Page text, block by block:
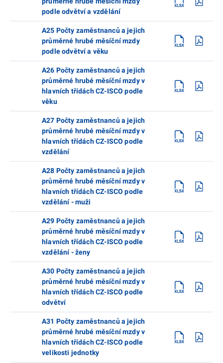
podle odvětví a vzdělání
A25 Počty zaměstnanců a jejich
průměrné hrubé měsíční mzdy
podle odvětví a věku
A26 Počty zaměstnanců a jejich
průměrné hrubé měsíční mzdy v
hlavních třídách CZ-ISCO podle
věku
A27 Počty zaměstnanců a jejich
průměrné hrubé měsíční mzdy v
hlavních třídách CZ-ISCO podle
vzdělání
A28 Počty zaměstnanců a jejich
průměrné hrubé měsíční mzdy v
hlavních třídách CZ-ISCO podle
vzdělání - muži
A29 Počty zaměstnanců a jejich
průměrné hrubé měsíční mzdy v
hlavních třídách CZ-ISCO podle
vzdělání - ženy
A30 Počty zaměstnanců a jejich
průměrné hrubé měsíční mzdy v
hlavních třídách CZ-ISCO podle
odvětví
A31 Počty zaměstnanců a jejich
průměrné hrubé měsíční mzdy v
hlavních třídách CZ-ISCO podle
velikosti jednotky